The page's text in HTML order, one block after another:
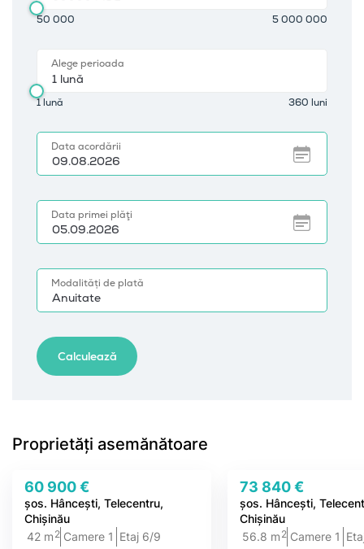
Proprietăți asemănătoare
60 900 €
șos. Hâncești, Telecentru,
Chișinău
42 m 2 Camere 1 Etaj 6/9
73 840 €
șos. Hâncești,
Chișinău
56.8 m 2 Camere 1